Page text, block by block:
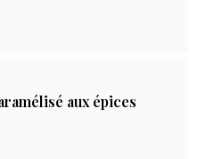
aux épices